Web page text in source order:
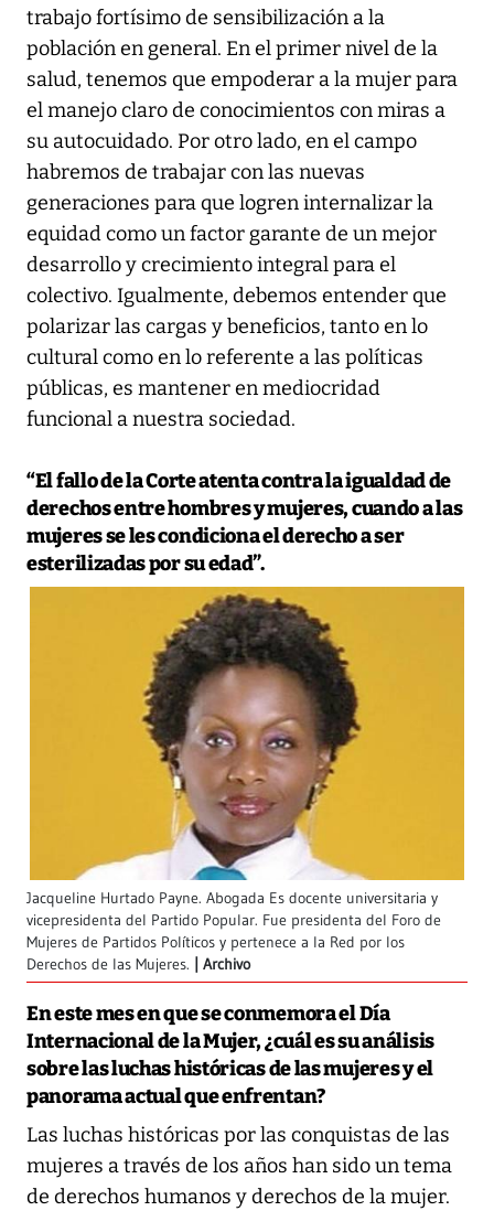
trabajo fortísimo de sensibilización a la
población en general. En el primer nivel de la
salud, tenemos que empoderar a la mujer para
el manejo claro de conocimientos con miras a
su autocuidado. Por otro lado, en el campo
habremos de trabajar con las nuevas
generaciones para que logren internalizar la
equidad como un factor garante de un mejor
desarrollo y crecimiento integral para el
colectivo. Igualmente, debemos entender que
polarizar las cargas y beneficios, tanto en lo
cultural como en lo referente a las políticas
públicas, es mantener en mediocridad
funcional a nuestra sociedad.
“El fallo de la Corte atenta contra la igualdad de
derechos entre hombres y mujeres, cuando a las
mujeres se les condiciona el derecho a ser
esterilizadas por su edad”.
Jacqueline Hurtado Payne. Abogada Es docente universitaria y
vicepresidenta del Partido Popular. Fue presidenta del Foro de
Mujeres de Partidos Políticos y pertenece a la Red por los
Derechos de las Mujeres.
Archivo
En este mes en que se conmemora el Día
Internacional de la Mujer, ¿cuál es su análisis
sobre las luchas históricas de las mujeres y el
panorama actual que enfrentan?
Las luchas históricas por las conquistas de las
mujeres a través de los años han sido un tema
de derechos humanos y derechos de la mujer.